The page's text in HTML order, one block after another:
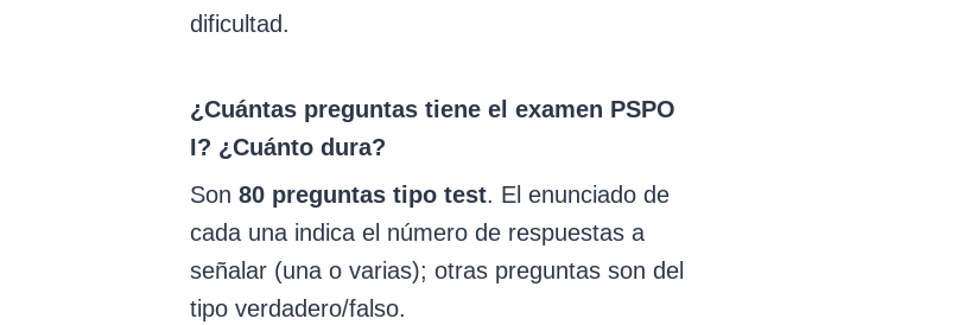
dificultad.
¿Cuántas preguntas tiene el examen PSPO
I? ¿Cuánto dura?
Son 80 preguntas tipo test. El enunciado de
cada una indica el número de respuestas a
señalar (una o varias); otras preguntas son del
tipo verdadero/falso.